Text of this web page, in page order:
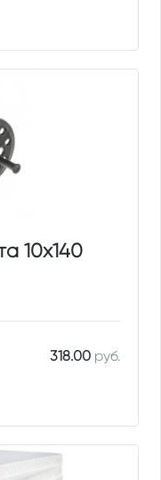
10х140
318.00руб.